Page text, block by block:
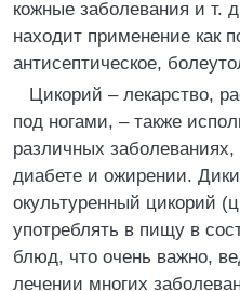
кожные заболевания и т.
находит применение как
антисептическое,
Цикорий – лекарство,
под ногами, – также
различных
диабете и ожирении.
окультуренный цикорий
употреблять в пищу в
блюд, что очень важно,
лечении многих